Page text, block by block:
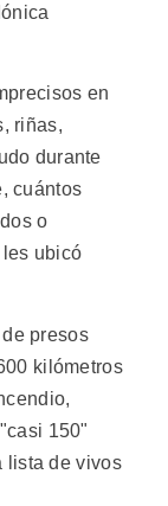
en
riñas,
durante
cuántos
o
ubicó
presos
kilómetros
150"
lista de vivos